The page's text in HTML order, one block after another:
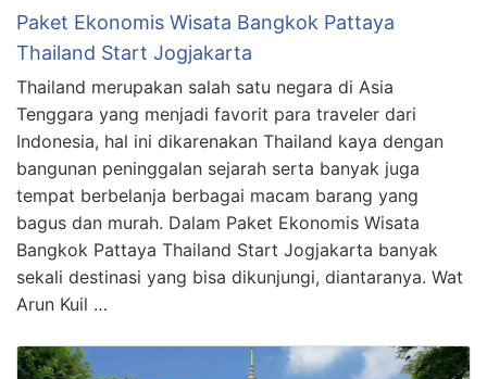
Paket Ekonomis Wisata Bangkok Pattaya
Thailand Start Jogjakarta
Thailand merupakan salah satu negara di Asia
Tenggara yang menjadi favorit para traveler dari
Indonesia, hal ini dikarenakan Thailand kaya dengan
bangunan peninggalan sejarah serta banyak juga
tempat berbelanja berbagai macam barang yang
bagus dan murah. Dalam Paket Ekonomis Wisata
Bangkok Pattaya Thailand Start Jogjakarta banyak
sekali destinasi yang bisa dikunjungi, diantaranya. Wat
Arun Kuil …